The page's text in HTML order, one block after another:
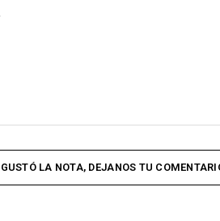
LA NOTA, DEJANOS TU